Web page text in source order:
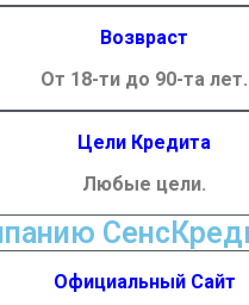
Возвраст
От 18-ти до 90-та лет.
Цели Кредита
Любые цели.
Официальный Сайт